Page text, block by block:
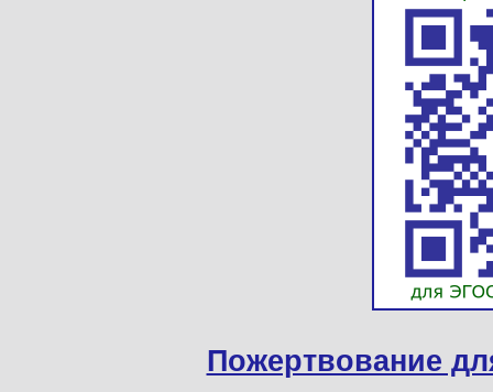
Пожертвование